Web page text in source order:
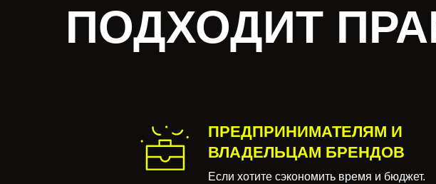
ПОДХОДИТ
ПРЕДПРИНИМАТЕЛЯМ И
ВЛАДЕЛЬЦАМ БРЕНДОВ
Если хотите сэкономить время и бюджет.